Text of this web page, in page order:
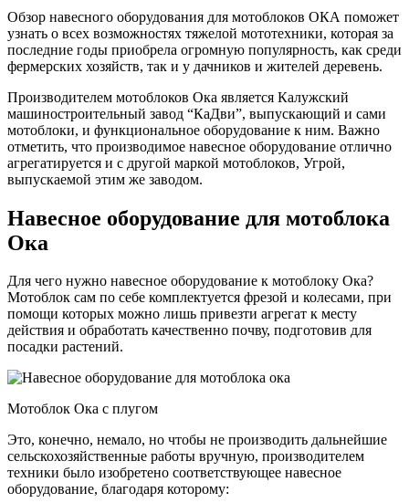
Обзор навесного оборудования для мотоблоков ОКА поможет
узнать о всех возможностях тяжелой мототехники, которая за
последние годы приобрела огромную популярность, как среди
фермерских хозяйств, так и у дачников и жителей деревень.
Производителем мотоблоков Ока является Калужский
машиностроительный завод “КаДви”, выпускающий и сами
мотоблоки, и функциональное оборудование к ним. Важно
отметить, что производимое навесное оборудование отлично
агрегатируется и с другой маркой мотоблоков, Угрой,
выпускаемой этим же заводом.
Навесное оборудование для мотоблока
Ока
Для чего нужно навесное оборудование к мотоблоку Ока?
Мотоблок сам по себе комплектуется фрезой и колесами, при
помощи которых можно лишь привезти агрегат к месту
действия и обработать качественно почву, подготовив для
посадки растений.
Мотоблок Ока с плугом
Это, конечно, немало, но чтобы не производить дальнейшие
сельскохозяйственные работы вручную, производителем
техники было изобретено соответствующее навесное
оборудование, благодаря которому: